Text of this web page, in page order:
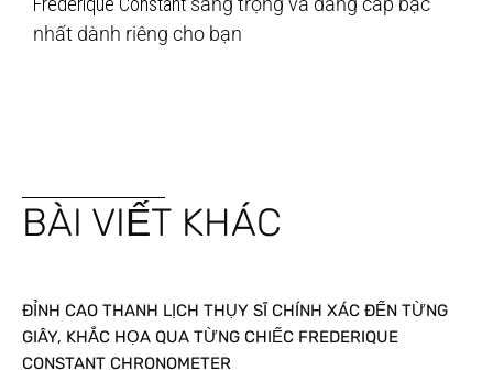
nhất dành riêng cho bạn
BÀI VIẾT KHÁC
ĐỈNH CAO THANH LỊCH THỤY SĨ CHÍNH XÁC ĐẾN TỪNG
GIÂY, KHẮC HỌA QUA TỪNG CHIẾC FREDERIQUE
CONSTANT CHRONOMETER